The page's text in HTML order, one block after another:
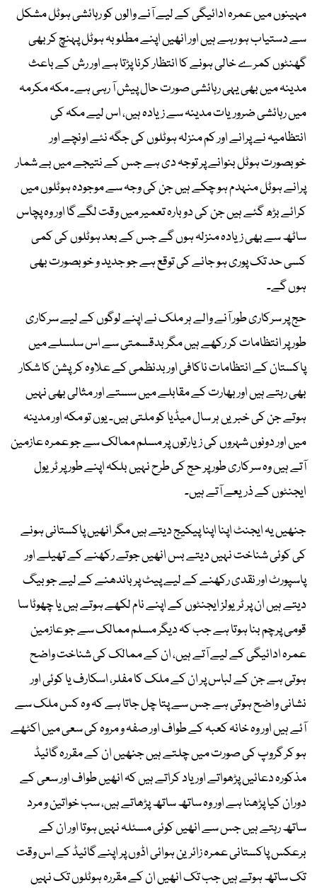
مہینوں میں عمرہ ادائیگی کے لیے آنے والوں کو رہائشی ہوٹل مشکل
سے دستیاب ہو رہے ہیں اور انھیں اپنے مطلوبہ ہوٹل پہنچ کر بھی
گھنٹوں کمرے خالی ہونے کا انتظار کرنا پڑتا ہے اور رش کے باعث
مدینہ میں بھی یہی رہائشی صورت حال پیش آ رہی ہے۔ مکہ مکرمہ
میں رہائشی ضروریات مدینہ سے زیادہ ہیں، اس لیے مکہ کی
انتظامیہ نے پرانے اور کم منزلہ ہوٹلوں کی جگہ نئے اونچے اور
خوبصورت ہوٹل بنوانے پر توجہ دی ہے جس کے نتیجے میں بے شمار
پرانے ہوٹل منہدم ہو چکے ہیں جن کی وجہ سے موجودہ ہوٹلوں میں
کرائے بڑھ گئے ہیں جن کی دوبارہ تعمیر میں وقت لگے گا اور وہ پچاس
ساٹھ سے بھی زیادہ منزلہ ہوں گے جس کے بعد ہوٹلوں کی کمی
کسی حد تک پوری ہو جانے کی توقع ہے جو جدید و خوبصورت بھی
ہوں گے۔
حج پر سرکاری طور آنے والے ہر ملک نے اپنے لوگوں کے لیے سرکاری
طور پر انتظامات کر رکھے ہیں مگر بدقسمتی سے اس سلسلے میں
پاکستان کے انتظامات ناکافی اور بدنظمی کے علاوہ کرپشن کا شکار
بھی رہتے ہیں اور بھارت کے مقابلے میں سستے اور مثالی بھی نہیں
ہوتے جن کی خبریں ہر سال میڈیا کو ملتی ہیں۔ یوں تو مکہ اور مدینہ
میں اور دونوں شہروں کی زیارتوں پر مسلم ممالک سے جو عمرہ عازمین
آتے ہیں وہ سرکاری طور پر حج کی طرح نہیں بلکہ اپنے طور پر ٹریول
ایجنٹوں کے ذریعے آتے ہیں۔
جنھیں یہ ایجنٹ اپنا اپنا پیکیج دیتے ہیں مگر انھیں پاکستانی ہونے
کی کوئی شناخت نہیں دیتے بس انھیں جوتے رکھنے کے تھیلے اور
پاسپورٹ اور نقدی رکھنے کے لیے پیٹ پر باندھنے کے لیے جو بیگ
دیتے ہیں ان پر ٹریولز ایجنٹوں کے اپنے نام لکھے ہوتے ہیں یا چھوٹا سا
قومی پرچم بنا ہوتا ہے جب کہ دیگر مسلم ممالک سے جو عازمین
عمرہ ادائیگی کے لیے آتے ہیں، ان کے ممالک کی شناخت واضح
ہوتی ہے جن کے لباس پر ان کے ملک کا مفلر، اسکارف یا کوئی اور
نشانی واضح ہوتی ہے جس سے پتا چل جاتا ہے کہ وہ کس ملک سے
آئے ہیں اور وہ خانہ کعبہ کے طواف اور صفہ و مروہ کی سعی میں اکٹھے
ہو کر گروپ کی صورت میں چلتے ہیں جنھیں ان کے مقررہ گائیڈ
مذکورہ دعائیں پڑھواتے اور یاد کراتے ہیں کہ انھیں طواف اور سعی کے
دوران کیا پڑھنا ہے اور وہ ساتھ ساتھ پڑھاتے ہیں، سب خواتین و مرد
ساتھ رہتے ہیں جس سے انھیں کوئی مسئلہ نہیں ہوتا اور ان کے
برعکس پاکستانی عمرہ زائرین ہوائی اڈوں پر اپنے گائیڈ کے اس وقت
تک ساتھ ہوتے ہیں جب تک انھیں ان کے مقررہ ہوٹلوں تک نہیں